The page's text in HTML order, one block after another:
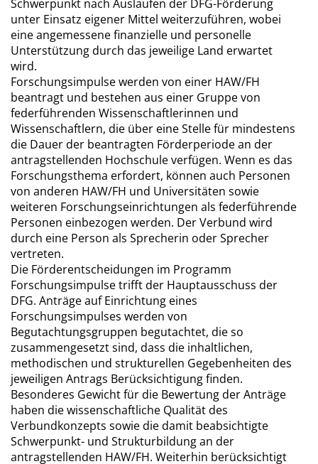
Schwerpunkt nach Auslaufen der DFG-Förderung
unter Einsatz eigener Mittel weiterzuführen, wobei
eine angemessene finanzielle und personelle
Unterstützung durch das jeweilige Land erwartet
wird.
Forschungsimpulse werden von einer HAW/FH
beantragt und bestehen aus einer Gruppe von
federführenden Wissenschaftlerinnen und
Wissenschaftlern, die über eine Stelle für mindestens
die Dauer der beantragten Förderperiode an der
antragstellenden Hochschule verfügen. Wenn es das
Forschungsthema erfordert, können auch Personen
von anderen HAW/FH und Universitäten sowie
weiteren Forschungseinrichtungen als federführende
Personen einbezogen werden. Der Verbund wird
durch eine Person als Sprecherin oder Sprecher
vertreten.
Die Förderentscheidungen im Programm
Forschungsimpulse trifft der Hauptausschuss der
DFG. Anträge auf Einrichtung eines
Forschungsimpulses werden von
Begutachtungsgruppen begutachtet, die so
zusammengesetzt sind, dass die inhaltlichen,
methodischen und strukturellen Gegebenheiten des
jeweiligen Antrags Berücksichtigung finden.
Besonderes Gewicht für die Bewertung der Anträge
haben die wissenschaftliche Qualität des
Verbundkonzepts sowie die damit beabsichtigte
Schwerpunkt- und Strukturbildung an der
antragstellenden HAW/FH. Weiterhin berücksichtigt